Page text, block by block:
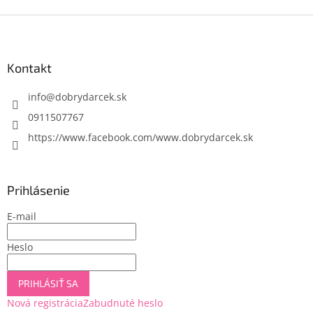
Kontakt
info@dobrydarcek.sk
0911507767
https://www.facebook.com/www.dobrydarcek.sk
Prihlásenie
E-mail
Heslo
PRIHLÁSIŤ SA
Nová registráciaZabudnuté heslo